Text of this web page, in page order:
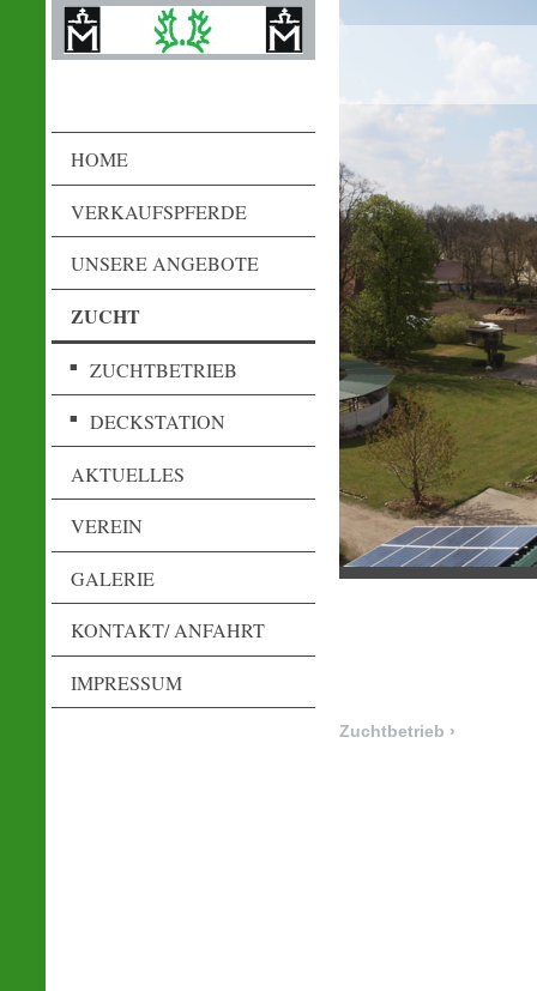
HOME
VERKAUFSPFERDE
UNSERE ANGEBOTE
ZUCHT
ZUCHTBETRIEB
DECKSTATION
AKTUELLES
VEREIN
GALERIE
KONTAKT/ ANFAHRT
IMPRESSUM
Zuchtbetrieb